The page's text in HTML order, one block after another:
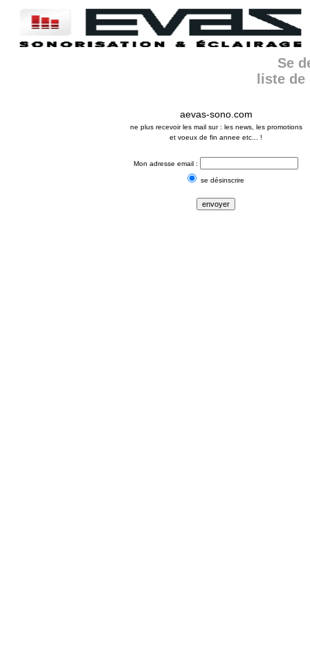
Se
liste
aevas-sono.com
ne plus recevoir les mail sur : les news, les promotions
et voeux de fin annee etc... !
Mon adresse email :
se désinscrire